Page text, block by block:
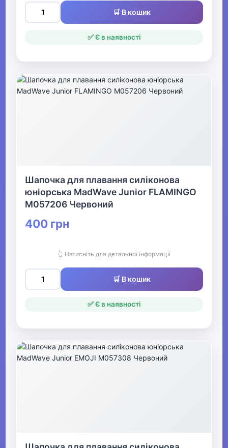
🛒 В кошик
✅ Є в наявності
Шапочка для плавання силіконова
юніорська MadWave Junior FLAMINGO
M057206 Червоний
400 грн
👆 Натисніть для детальної інформації
🛒 В кошик
✅ Є в наявності